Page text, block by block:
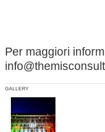
Per maggiori
GALLERY